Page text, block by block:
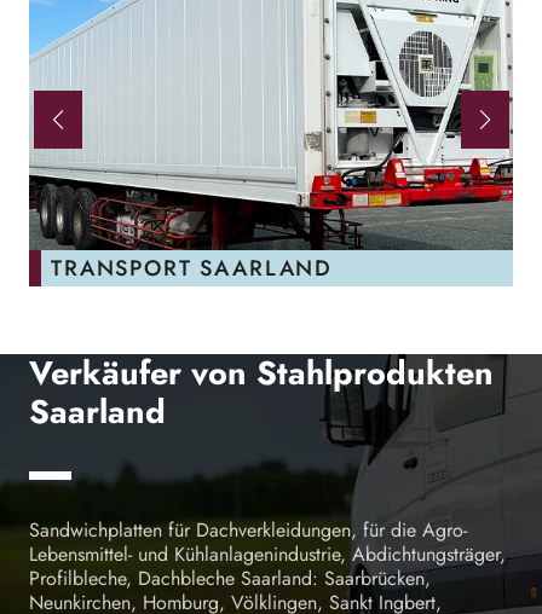
TRANSPORT SAARLAND
Verkäufer von Stahlprodukten
Saarland
Sandwichplatten für Dachverkleidungen, für die Agro-
Lebensmittel- und Kühlanlagenindustrie, Abdichtungsträger,
Profilbleche, Dachbleche Saarland: Saarbrücken,
Neunkirchen, Homburg, Völklingen, Sankt Ingbert,